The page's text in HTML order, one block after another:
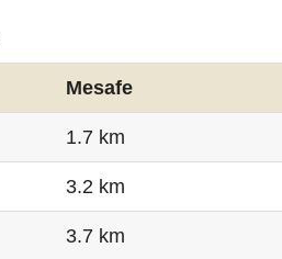
Mesafe
1.7 km
3.2 km
3.7 km